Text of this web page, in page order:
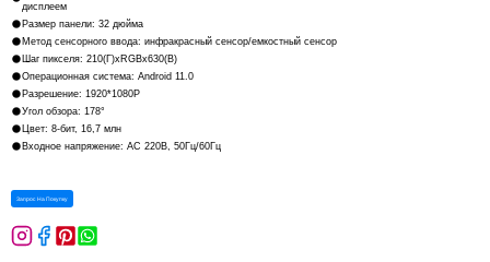
дисплеем
Размер панели: 32 дюйма
Метод сенсорного ввода: инфракрасный сенсор/емкостный сенсор
Шаг пикселя: 210(Г)xRGBx630(В)
Операционная система: Android 11.0
Разрешение: 1920*1080P
Угол обзора: 178°
Цвет: 8-бит, 16,7 млн
Входное напряжение: AC 220В, 50Гц/60Гц
Запрос На Покупку